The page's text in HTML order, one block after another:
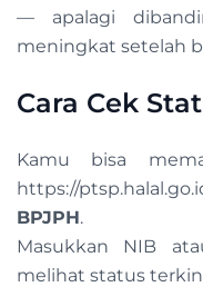
— apalagi
meningkat setelah
Cara Cek
Kamu bisa
https://
BPJPH.
Masukkan NIB
melihat status